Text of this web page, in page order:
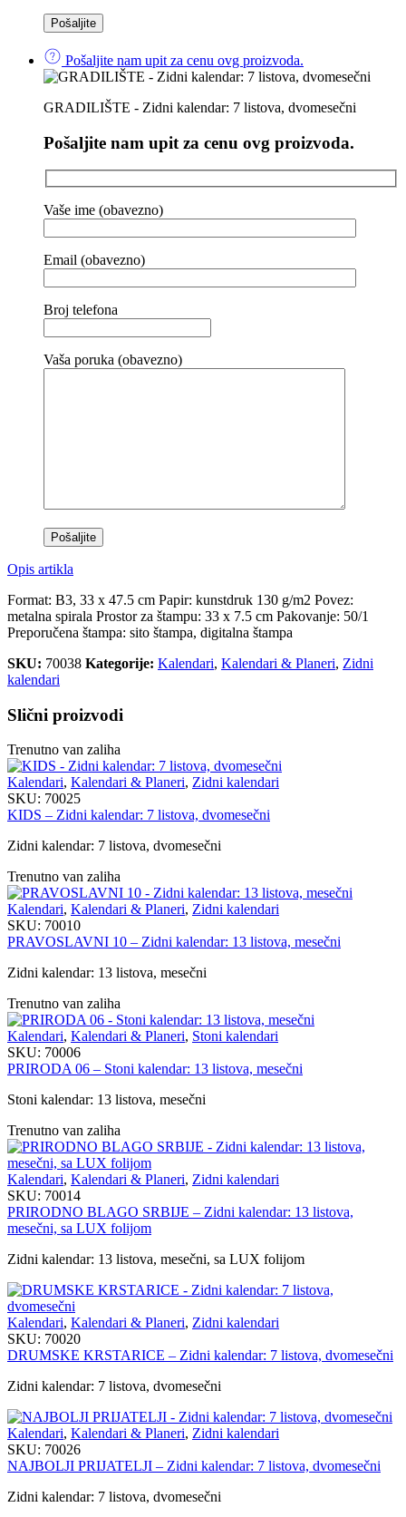
Pošaljite nam upit za cenu ovg proizvoda.
GRADILIŠTE - Zidni kalendar: 7 listova, dvomesečni
Pošaljite nam upit za cenu ovg proizvoda.
Vaše ime (obavezno)
Email (obavezno)
Broj telefona
Vaša poruka (obavezno)
Opis artikla
Format: B3, 33 x 47.5 cm Papir: kunstdruk 130 g/m2 Povez:
metalna spirala Prostor za štampu: 33 x 7.5 cm Pakovanje: 50/1
Preporučena štampa: sito štampa, digitalna štampa
SKU: 70038 Kategorije: Kalendari, Kalendari & Planeri, Zidni
kalendari
Slični proizvodi
Trenutno van zaliha
Kalendari, Kalendari & Planeri, Zidni kalendari
SKU: 70025
KIDS – Zidni kalendar: 7 listova, dvomesečni
Zidni kalendar: 7 listova, dvomesečni
Trenutno van zaliha
Kalendari, Kalendari & Planeri, Zidni kalendari
SKU: 70010
PRAVOSLAVNI 10 – Zidni kalendar: 13 listova, mesečni
Zidni kalendar: 13 listova, mesečni
Trenutno van zaliha
Kalendari, Kalendari & Planeri, Stoni kalendari
SKU: 70006
PRIRODA 06 – Stoni kalendar: 13 listova, mesečni
Stoni kalendar: 13 listova, mesečni
Trenutno van zaliha
Kalendari, Kalendari & Planeri, Zidni kalendari
SKU: 70014
PRIRODNO BLAGO SRBIJE – Zidni kalendar: 13 listova,
mesečni, sa LUX folijom
Zidni kalendar: 13 listova, mesečni, sa LUX folijom
Kalendari, Kalendari & Planeri, Zidni kalendari
SKU: 70020
DRUMSKE KRSTARICE – Zidni kalendar: 7 listova, dvomesečni
Zidni kalendar: 7 listova, dvomesečni
Kalendari, Kalendari & Planeri, Zidni kalendari
SKU: 70026
NAJBOLJI PRIJATELJI – Zidni kalendar: 7 listova, dvomesečni
Zidni kalendar: 7 listova, dvomesečni